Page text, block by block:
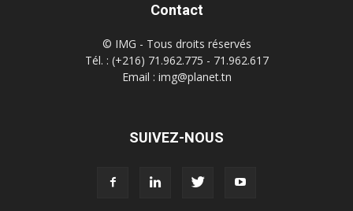
Contact
© IMG - Tous droits réservés
Tél. : (+216) 71.962.775 - 71.962.617
Email : img@planet.tn
SUIVEZ-NOUS